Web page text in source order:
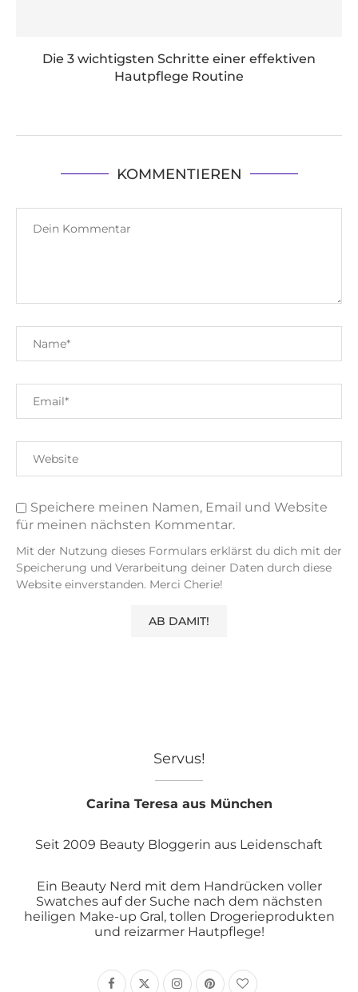
Die 3 wichtigsten Schritte einer effektiven
Hautpflege Routine
KOMMENTIEREN
Speichere meinen Namen, Email und Website
für meinen nächsten Kommentar.
Mit der Nutzung dieses Formulars erklärst du dich mit der
Speicherung und Verarbeitung deiner Daten durch diese
Website einverstanden. Merci Cherie!
Servus!
Carina Teresa aus München
Seit 2009 Beauty Bloggerin aus Leidenschaft
Ein Beauty Nerd mit dem Handrücken voller
Swatches auf der Suche nach dem nächsten
heiligen Make-up Gral, tollen Drogerieprodukten
und reizarmer Hautpflege!